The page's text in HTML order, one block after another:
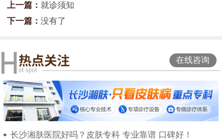
上一篇： 就诊须知
下一篇： 没有了
在线咨询
长沙湘肤医院好吗？皮肤专科 专业靠谱 口碑好！